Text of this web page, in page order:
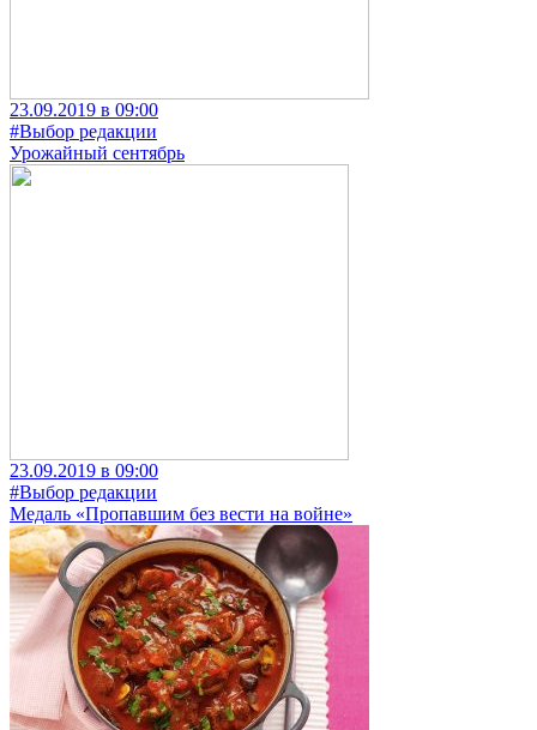
23.09.2019 в 09:00
#Выбор редакции
Урожайный сентябрь
23.09.2019 в 09:00
#Выбор редакции
Медаль «Пропавшим без вести на войне»